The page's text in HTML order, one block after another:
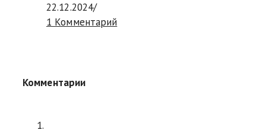
22.12.2024/
1 Комментарий
Комментарии